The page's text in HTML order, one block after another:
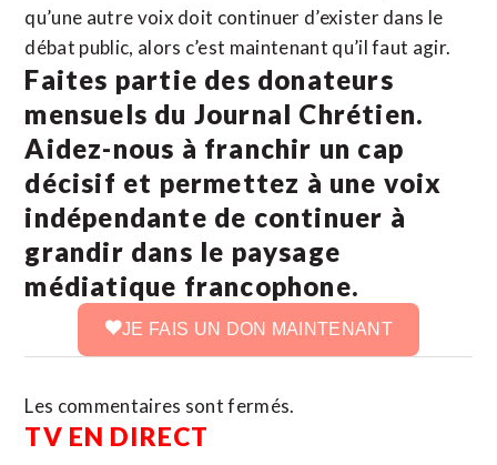
qu’une autre voix doit continuer d’exister dans le
débat public, alors c’est maintenant qu’il faut agir.
Faites partie des donateurs
mensuels du Journal Chrétien.
Aidez-nous à franchir un cap
décisif et permettez à une voix
indépendante de continuer à
grandir dans le paysage
médiatique francophone.
JE FAIS UN DON MAINTENANT
Les commentaires sont fermés.
TV EN DIRECT